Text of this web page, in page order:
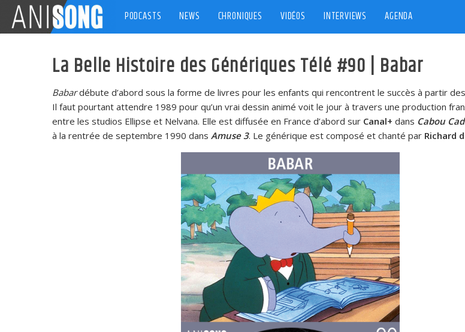
content
PODCASTS NEWS CHRONIQUES VIDÉOS INTERVIEWS AGENDA
La Belle Histoire des Génériques Télé #90 | Babar
Babardébute d’abord sous la forme de livres pour les enfants qui rencontrent le succès à partir
Il faut pourtant attendre 1989 pour qu’un vrai dessin animé voit le jour à travers une production
entre les studios Ellipse et Nelvana. Elle est diffusée en France d’abord sur Canal+ dans Cabou
à la rentrée de septembre 1990 dans Amuse 3. Le générique est composé et chanté par Richard